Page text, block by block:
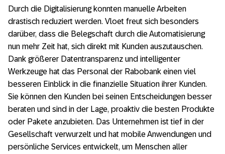
Durch die Digitalisierung konnten manuelle Arbeiten
drastisch reduziert werden. Vloet freut sich besonders
darüber, dass die Belegschaft durch die Automatisierung
nun mehr Zeit hat, sich direkt mit Kunden auszutauschen.
Dank größerer Datentransparenz und intelligenter
Werkzeuge hat das Personal der Rabobank einen viel
besseren Einblick in die finanzielle Situation ihrer Kunden.
Sie können den Kunden bei seinen Entscheidungen besser
beraten und sind in der Lage, proaktiv die besten Produkte
oder Pakete anzubieten. Das Unternehmen ist tief in der
Gesellschaft verwurzelt und hat mobile Anwendungen und
persönliche Services entwickelt, um Menschen aller